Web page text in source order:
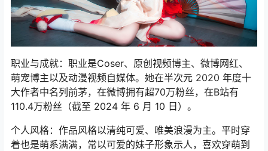
职业与成就：职业是Coser、原创视频博主、微博网红、
萌宠博主以及动漫视频自媒体。她在半次元 2020 年度十
大作者中名列前茅，在微博拥有超70万粉丝，在B站有
110.4万粉丝（截至 2024 年 6 月 10 日）。
个人风格：作品风格以清纯可爱、唯美浪漫为主。平时穿
着也是萌系满满，常以可爱的妹子形象示人，喜欢穿萌到